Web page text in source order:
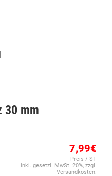
30 mm
7,99€
Preis / ST
inkl. gesetzl. MwSt. 20%, zzgl.
Versandkosten.